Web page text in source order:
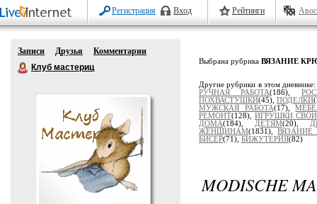
Регистрация Вход Рейтинги
Записи Друзья
Комментарии
Клуб мастериц
Выбрана рубрика ВЯЗАНИЕ
Другие рубрики в этом
РУЧНАЯ РАБОТА(186),
ПОХВАСТУШКИ(45),ПОДЕЛКИ
МУЖСКАЯ РАБОТА(17),
РЕМОНТ(128), ИГРУШКИ
ДОМА(184), ДЕТЯМ(20),
ЖЕНЩИНАМ(1831),ВЯЗАНИЕ
БИСЕР(71), БИЖУТЕРИЯ(82)
MODISCHE